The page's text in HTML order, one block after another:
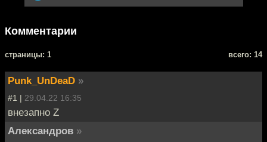
Комментарии
cтраницы: 1 всего: 14
Punk_UnDeaD »
#1 | 29.04.22 16:35
внезапно Z
Александров »